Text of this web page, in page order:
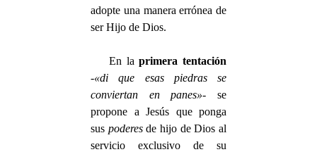
adopte una manera errónea de
ser Hijo de Dios.
En laprimera tentación
-«di que esas piedras se
conviertan en panes»- se
propone a Jesús que ponga
sus poderesde hijo de Dios al
servicio exclusivo de su